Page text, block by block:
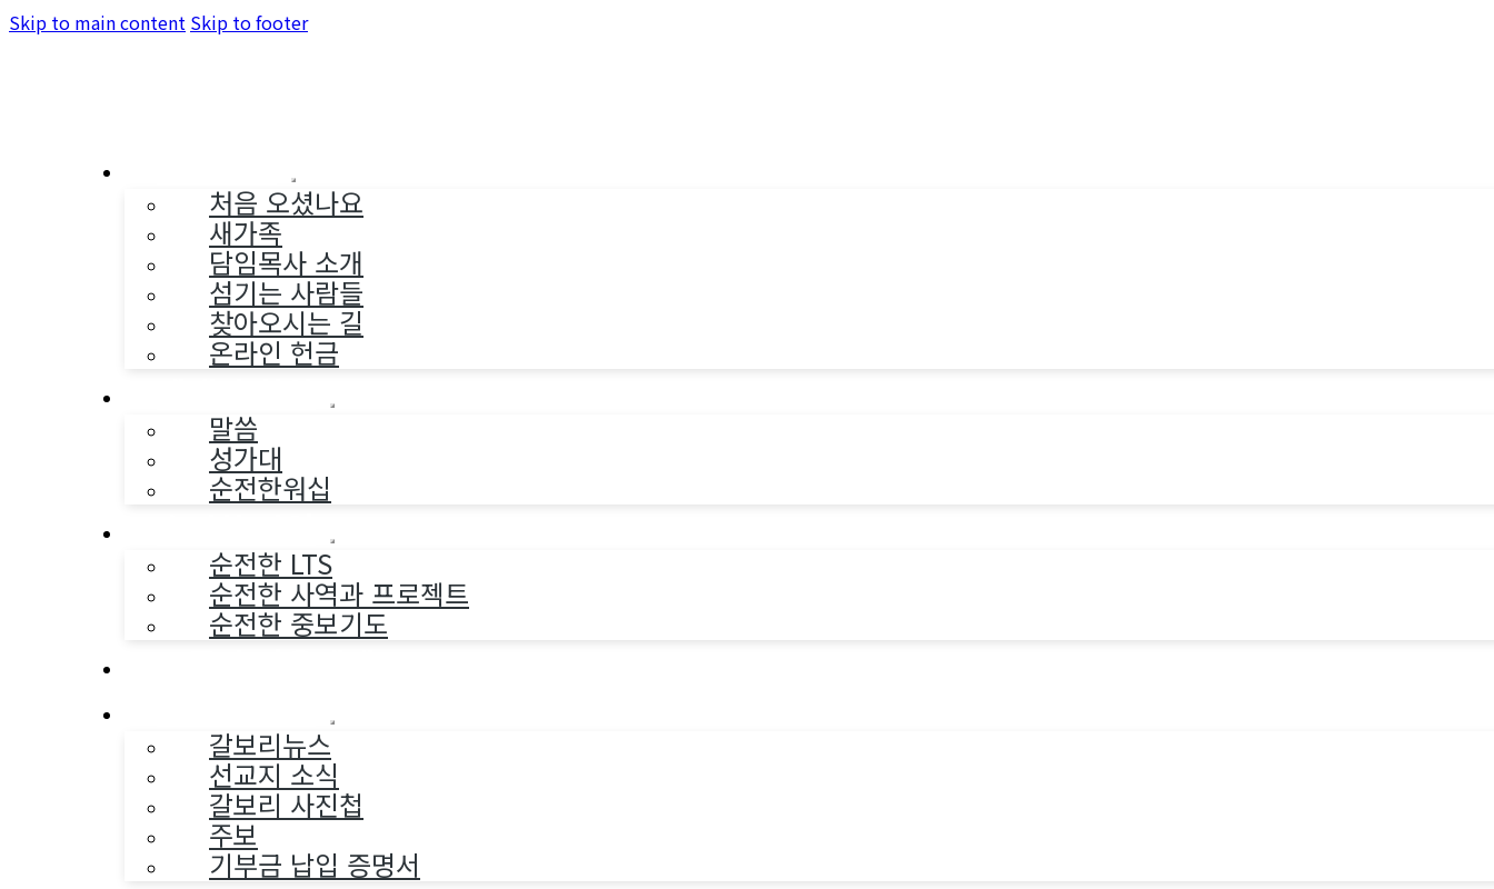
Skip to main content Skip to footer
처음 오셨나요
새가족
담임목사 소개
섬기는 사람들
찾아오시는 길
온라인 헌금
말씀
성가대
순전한워십
순전한 LTS
순전한 사역과 프로젝트
순전한 중보기도
갈보리뉴스
선교지 소식
갈보리 사진첩
주보
기부금 납입 증명서